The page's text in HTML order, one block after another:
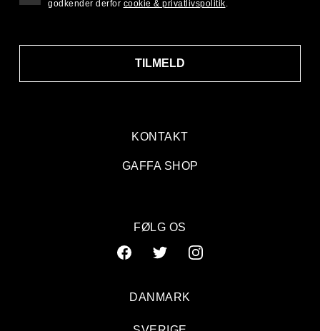
KONTAKT
GAFFA SHOP
TILMELD
godkender derfor cookie & privatlivspolitik.
FØLG OS
DANMARK